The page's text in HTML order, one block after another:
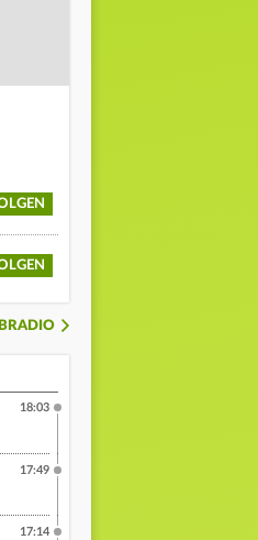
18:03
17:49
17:14